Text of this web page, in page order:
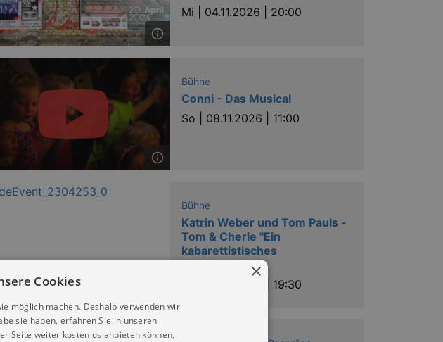
Mi | 04.11.2026 | 20:00
Bühne
Conni - Das Musical
So | 08.11.2026 | 11:00
Bühne
Katrin Weber und Tom Pauls -
Tom & Cherie "Ein
kabarettistisches
Rendezvous!"
16.11.2026 | 19:30
×
Cookies
möglich machen. Deshalb verwenden wir
sie haben, erfahren Sie in unseren
Seite weiter kostenlos anbieten können,